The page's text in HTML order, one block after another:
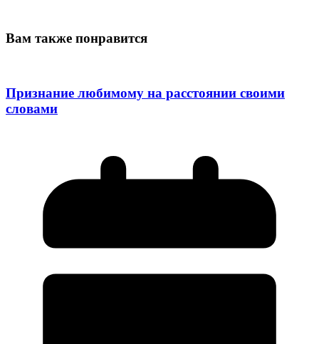
Вам также понравится
Признание любимому на расстоянии своими
словами